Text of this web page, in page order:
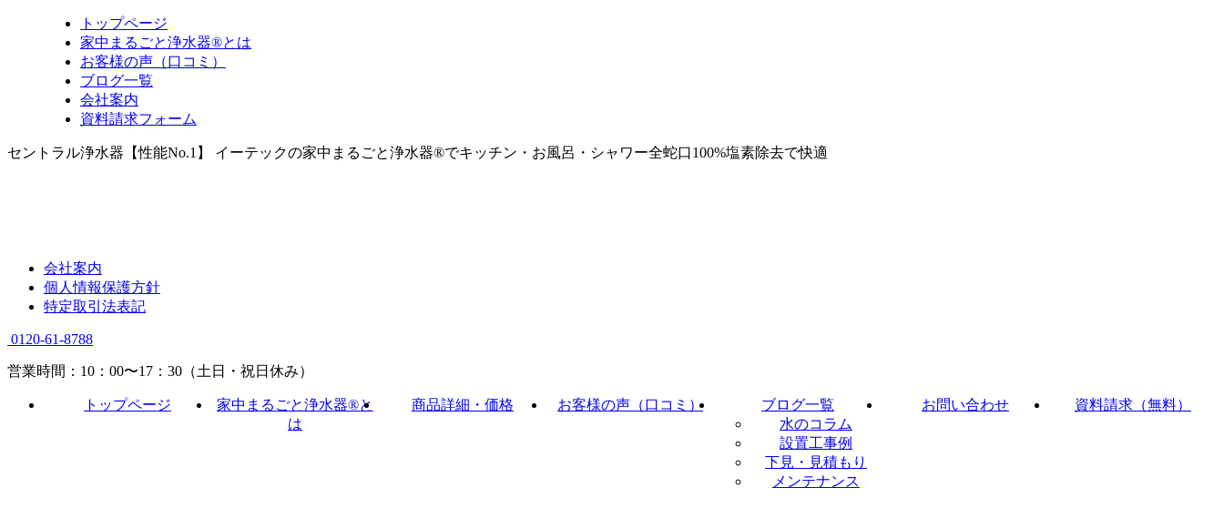
トップページ
家中まるごと浄水器®とは
お客様の声（口コミ）
ブログ一覧
会社案内
資料請求フォーム
セントラル浄水器【性能No.1】 イーテックの家中まるごと浄水器®でキッチン・お風呂・シャワー全蛇口100%塩素除去で快適
会社案内
個人情報保護方針
特定取引法表記
0120-61-8788
営業時間：10：00〜17：30（土日・祝日休み）
トップページ
家中まるごと浄水器®と
は
商品詳細・価格 お客様の声（口コミ）
ブログ一覧
水のコラム
設置工事例
下見・見積もり
メンテナンス
お問い合わせ 資料請求（無料）